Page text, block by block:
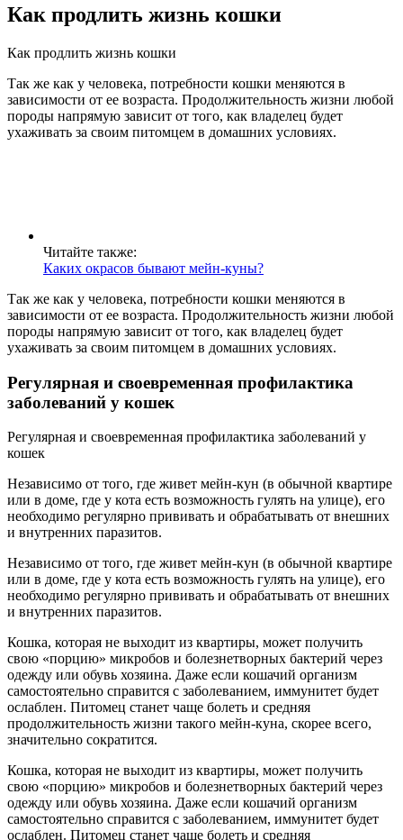
Как продлить жизнь кошки
Как продлить жизнь кошки
Так же как у человека, потребности кошки меняются в
зависимости от ее возраста. Продолжительность жизни любой
породы напрямую зависит от того, как владелец будет
ухаживать за своим питомцем в домашних условиях.
Читайте также:
Каких окрасов бывают мейн-куны?
Так же как у человека, потребности кошки меняются в
зависимости от ее возраста. Продолжительность жизни любой
породы напрямую зависит от того, как владелец будет
ухаживать за своим питомцем в домашних условиях.
Регулярная и своевременная профилактика
заболеваний у кошек
Регулярная и своевременная профилактика заболеваний у
кошек
Независимо от того, где живет мейн-кун (в обычной квартире
или в доме, где у кота есть возможность гулять на улице), его
необходимо регулярно прививать и обрабатывать от внешних
и внутренних паразитов.
Независимо от того, где живет мейн-кун (в обычной квартире
или в доме, где у кота есть возможность гулять на улице), его
необходимо регулярно прививать и обрабатывать от внешних
и внутренних паразитов.
Кошка, которая не выходит из квартиры, может получить
свою «порцию» микробов и болезнетворных бактерий через
одежду или обувь хозяина. Даже если кошачий организм
самостоятельно справится с заболеванием, иммунитет будет
ослаблен. Питомец станет чаще болеть и средняя
продолжительность жизни такого мейн-куна, скорее всего,
значительно сократится.
Кошка, которая не выходит из квартиры, может получить
свою «порцию» микробов и болезнетворных бактерий через
одежду или обувь хозяина. Даже если кошачий организм
самостоятельно справится с заболеванием, иммунитет будет
ослаблен. Питомец станет чаще болеть и средняя